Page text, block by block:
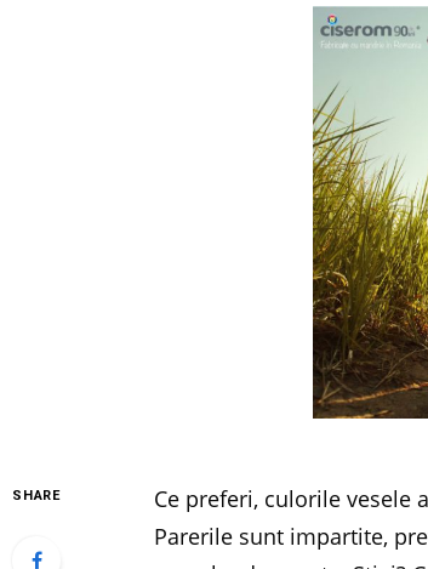
SHARE
Ce preferi, culorile vesele
Parerile sunt impartite,